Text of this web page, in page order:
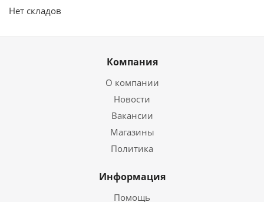
Нет складов
Компания
О компании
Новости
Вакансии
Магазины
Политика
Информация
Помощь